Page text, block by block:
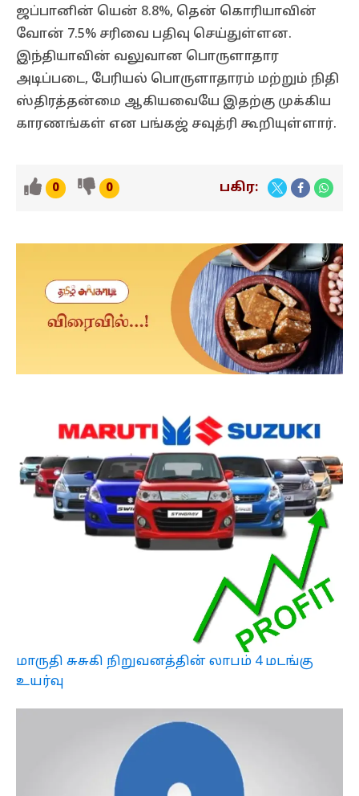
ஜப்பானின் யென் 8.8%, தென் கொரியாவின்
வோன் 7.5% சரிவை பதிவு செய்துள்ளன.
இந்தியாவின் வலுவான பொருளாதார
அடிப்படை, பேரியல் பொருளாதாரம் மற்றும் நிதி
ஸ்திரத்தன்மை ஆகியவையே இதற்கு முக்கிய
காரணங்கள் என பங்கஜ் சவுத்ரி கூறியுள்ளார்.
0 0 பகிர:
மாருதி சுசுகி நிறுவனத்தின் லாபம் 4 மடங்கு
உயர்வு